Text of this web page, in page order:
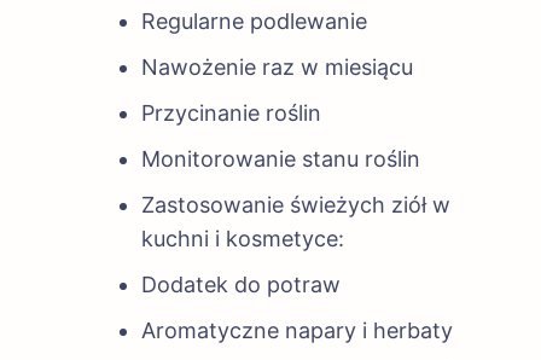
Regularne podlewanie
Nawożenie raz w miesiącu
Przycinanie roślin
Monitorowanie stanu roślin
Zastosowanie świeżych ziół w
kuchni i kosmetyce:
Dodatek do potraw
Aromatyczne napary i herbaty